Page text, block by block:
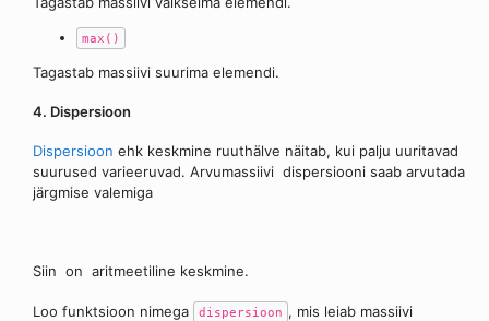
max()
Tagastab massiivi suurima elemendi.
4. Dispersioon
Dispersioon ehk keskmine ruuthälve näitab, kui palju uuritavad
suurused varieeruvad. Arvumassiivi dispersiooni saab arvutada
järgmise valemiga
Siin on aritmeetiline keskmine.
Loo funktsioon nimega dispersioon , mis leiab massiivi